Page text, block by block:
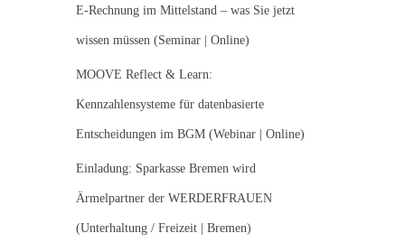
E-Rechnung im Mittelstand – was Sie jetzt
wissen müssen (Seminar | Online)
MOOVE Reflect & Learn:
Kennzahlensysteme für datenbasierte
Entscheidungen im BGM (Webinar | Online)
Einladung: Sparkasse Bremen wird
Ärmelpartner der WERDERFRAUEN
(Unterhaltung / Freizeit | Bremen)